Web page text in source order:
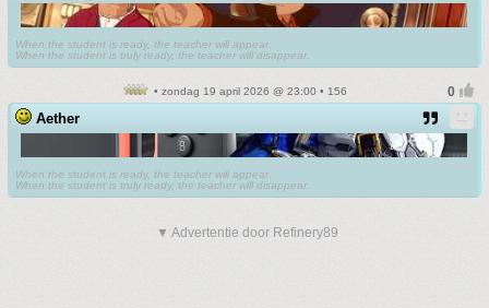
When the student is ready, the teacher will appear.
When the student is truly ready, the teacher will disappear.
• zondag 19 april 2026 @ 23:00 • 156
Aether
When the student is ready, the teacher will appear.
When the student is truly ready, the teacher will disappear.
▼ Advertentie door Refinery89